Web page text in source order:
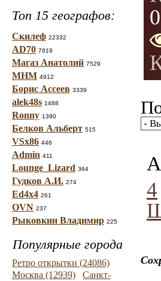
Топ 15 географов:
Скилеф 22332
AD70 7819
Магаз Анатолий 7529
МНМ 4912
Борис Ассеев 3339
alek48s 1488
Ronny 1390
Белков Альберт 515
VSx86 446
Admin 411
Lounge_Lizard 364
Гудков А.И. 274
Ed4x4 261
OVN 237
Рыковкин Владимир 225
Популярные города
Ретро открытки (24086)
Москва (12939)
Санкт-
0
4